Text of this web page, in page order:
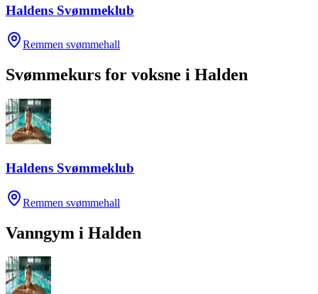
Haldens Svømmeklub
Remmen svømmehall
Svømmekurs for voksne i Halden
Haldens Svømmeklub
Remmen svømmehall
Vanngym i Halden